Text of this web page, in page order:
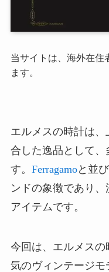
当サイトは、海外在住
ます。
エルメスの時計は
合した逸品として、
す。 Ferragamoと並
ンドの象徴であり
アイテムです。
今回は、エルメスの
気のヴィンテージモ